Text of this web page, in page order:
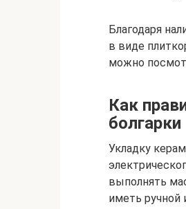
Благодаря
в виде
можно
Как
болгарки
Укладку
выполнять
иметь ручной